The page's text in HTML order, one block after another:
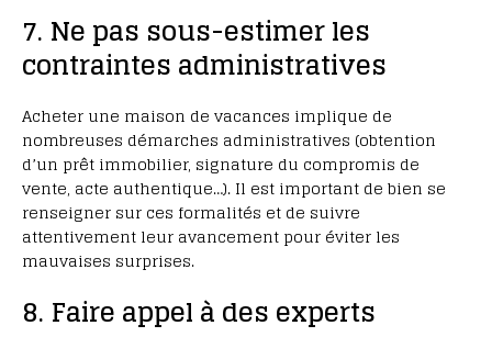
7. Ne pas sous-estimer les
contraintes administratives
Acheter une maison de vacances implique de
nombreuses démarches administratives (obtention
d’un prêt immobilier, signature du compromis de
vente, acte authentique…). Il est important de bien se
renseigner sur ces formalités et de suivre
attentivement leur avancement pour éviter les
mauvaises surprises.
8. Faire appel à des experts